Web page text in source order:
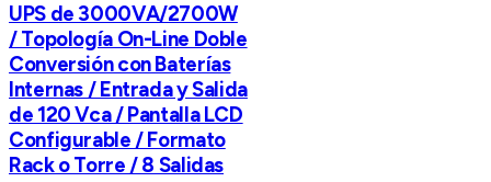
UPS de 3000VA/2700W
/ Topología On-Line Doble
Conversión con Baterías
Internas / Entrada y Salida
de 120 Vca / Pantalla LCD
Configurable / Formato
Rack o Torre / 8 Salidas